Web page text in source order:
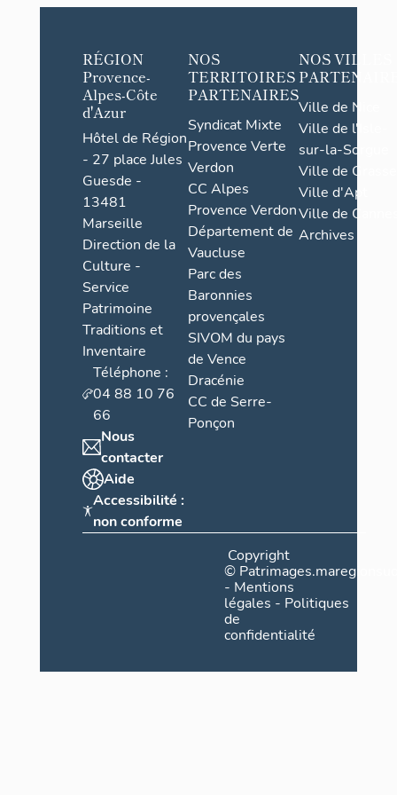
RÉGION
Provence-
Alpes-Côte
d'Azur
Hôtel de Région
- 27 place Jules
Guesde -
13481
Marseille
Direction de la
Culture -
Service
Patrimoine
Traditions et
Inventaire
Téléphone :
04 88 10 76
66
Nous
contacter
Aide
Accessibilité :
non conforme
NOS
TERRITOIRES
PARTENAIRES
Syndicat Mixte
Provence Verte
Verdon
CC Alpes
Provence Verdon
Département de
Vaucluse
Parc des
Baronnies
provençales
SIVOM du pays
de Vence
Dracénie
CC de Serre-
Ponçon
NOS VILLES
Ville de Nice
Ville de l'Isle-
sur-la-Sorgue
Ville de Grasse
Ville d'Apt
Ville de
Archives
Copyright
©
- Mentions
légales - Politiques
de
confidentialité